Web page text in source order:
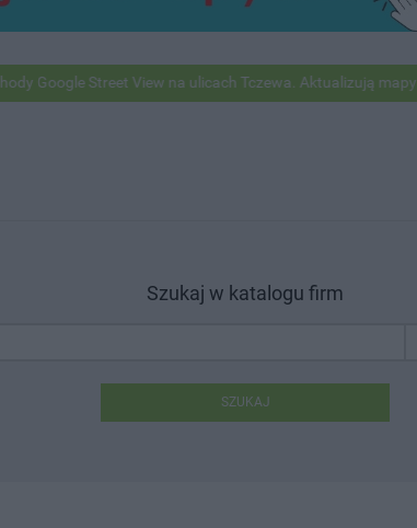
Street View na ulicach Tczewa. Aktualizują mapy Pod
Szukaj w katalogu firm
SZUKAJ